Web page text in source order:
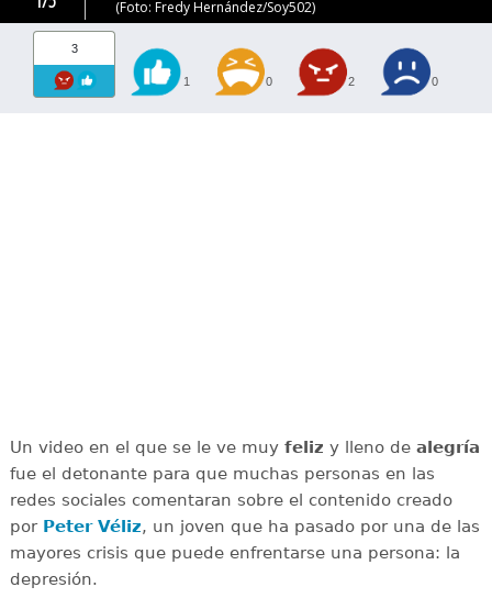
(Foto: Fredy Hernández/Soy502)
3
1 0 2 0
Un video en el que se le ve muy feliz y lleno de alegría
fue el detonante para que muchas personas en las
redes sociales comentaran sobre el contenido creado
por Peter Véliz, un joven que ha pasado por una de las
mayores crisis que puede enfrentarse una persona: la
depresión.